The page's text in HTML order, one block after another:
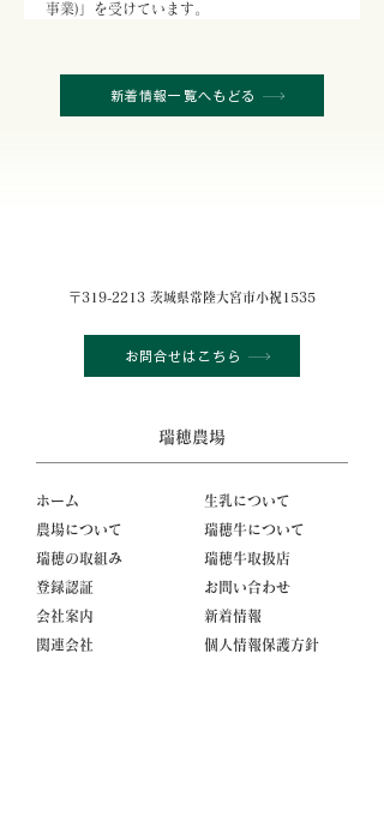
事業)」を受けています。
新着情報一覧へもどる
〒319-2213 茨城県常陸大宮市小祝1535
お問合せはこちら
瑞穂農場
ホーム
農場について
瑞穂の取組み
登録認証
会社案内
関連会社
生乳について
瑞穂牛について
瑞穂牛取扱店
お問い合わせ
新着情報
個人情報保護方針